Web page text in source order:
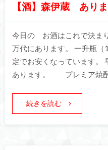
【酒】森伊蔵 ありま
今日の お酒はこれで決ま
万代にあります。 一升瓶
定でお安くなっています。
あります。 プレミア焼酎
続きを読む